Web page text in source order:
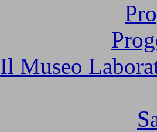
Il Museo